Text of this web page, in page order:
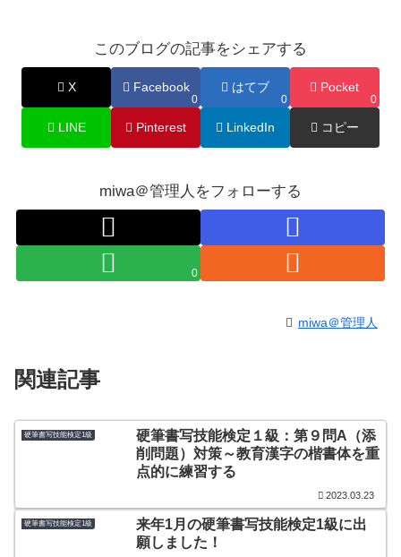
このブログの記事をシェアする
X Facebook
0
はてブ
0
Pocket
0
LINE Pinterest LinkedIn コピー
miwa＠管理人をフォローする
0
miwa＠管理人
関連記事
硬筆書写技能検定1級
硬筆書写技能検定１級：第９問A（添
削問題）対策～教育漢字の楷書体を重
点的に練習する
2023.03.23
硬筆書写技能検定1級
来年1月の硬筆書写技能検定1級に出
願しました！